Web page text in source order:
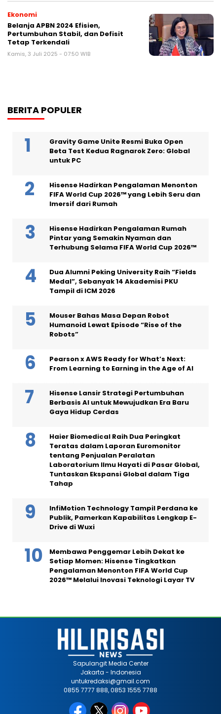
Ekonomi
Belanja APBN 2024 Efisien,
Pertumbuhan Stabil, dan Defisit
Tetap Terkendali
Kamis, 3 Juli 2025 - 07:50 WIB
BERITA POPULER
Gravity Game Unite Resmi Buka Open
Beta Test Kedua Ragnarok Zero: Global
untuk PC
Hisense Hadirkan Pengalaman Menonton
FIFA World Cup 2026™ yang Lebih Seru dan
Imersif dari Rumah
Hisense Hadirkan Pengalaman Rumah
Pintar yang Semakin Nyaman dan
Terhubung Selama FIFA World Cup 2026™
Dua Alumni Peking University Raih “Fields
Medal”, Sebanyak 14 Akademisi PKU
Tampil di ICM 2026
Mouser Bahas Masa Depan Robot
Humanoid Lewat Episode “Rise of the
Robots”
Pearson x AWS Ready for What’s Next:
From Learning to Earning in the Age of AI
Hisense Lansir Strategi Pertumbuhan
Berbasis AI untuk Mewujudkan Era Baru
Gaya Hidup Cerdas
Haier Biomedical Raih Dua Peringkat
Teratas dalam Laporan Euromonitor
tentang Penjualan Peralatan
Laboratorium Ilmu Hayati di Pasar Global,
Tuntaskan Ekspansi Global dalam Tiga
Tahap
InfiMotion Technology Tampil Perdana ke
Publik, Pamerkan Kapabilitas Lengkap E-
Drive di Wuxi
Membawa Penggemar Lebih Dekat ke
Setiap Momen: Hisense Tingkatkan
Pengalaman Menonton FIFA World Cup
2026™ Melalui Inovasi Teknologi Layar TV
Sapulangit Media Center
Jakarta - Indonesia
untukredaksi@gmail.com
0855 7777 888, 0853 1555 7788